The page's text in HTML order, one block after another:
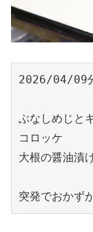
2026/04/09
ぶなしめじと
コロッケ
大根の醤油漬
突発でおかず